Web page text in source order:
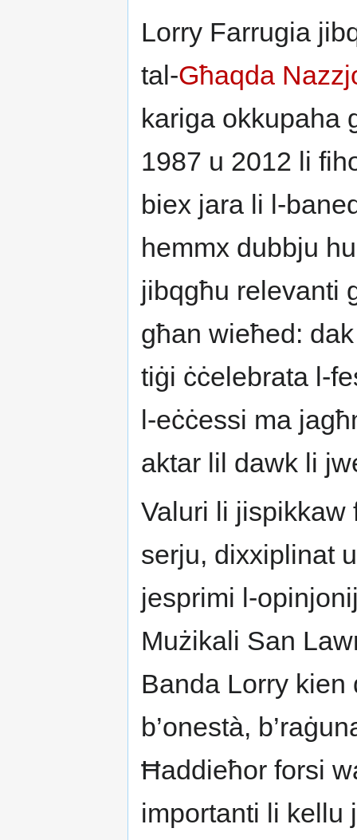
Lorry Farrugia
tal-Għaqda
kariga okkupaha
1987 u 2012 li
biex jara li l-
hemmx dubbju
jibqgħu relevanti
għan wieħed:
tiġi ċċelebrata l-
l-eċċessi ma
aktar lil dawk li
Valuri li jispikkaw
serju, dixxiplinat
jesprimi l-
Mużikali San
Banda Lorry
b’onestà,
Ħaddieħor forsi
importanti li kellu